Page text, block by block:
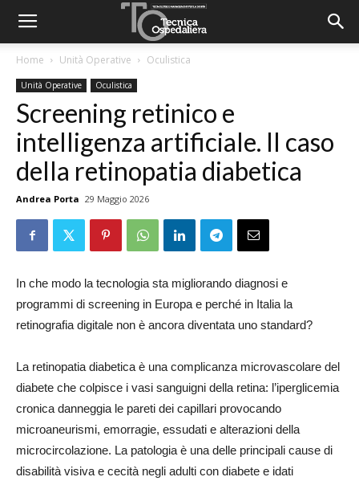
Home Unità Operative Oculistica
Unità Operative Oculistica
Screening retinico e
intelligenza artificiale. Il caso
della retinopatia diabetica
Andrea Porta 29 Maggio 2026
In che modo la tecnologia sta migliorando diagnosi e
programmi di screening in Europa e perché in Italia la
retinografia digitale non è ancora diventata uno standard?
La retinopatia diabetica è una complicanza microvascolare del
diabete che colpisce i vasi sanguigni della retina: l’iperglicemia
cronica danneggia le pareti dei capillari provocando
microaneurismi, emorragie, essudati e alterazioni della
microcircolazione. La patologia è una delle principali cause di
disabilità visiva e cecità negli adulti con diabete e idati